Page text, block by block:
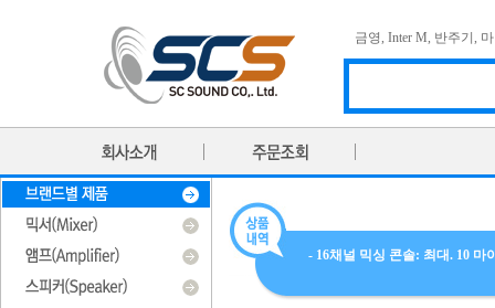
금영, Inter M, 반주기 ,
- 16채널 믹싱 콘솔: 최대. 10 마